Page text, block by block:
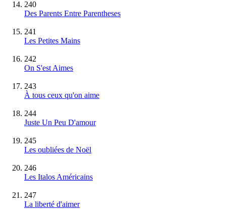
240
Des Parents Entre Parentheses
241
Les Petites Mains
242
On S'est Aimes
243
À tous ceux qu'on aime
244
Juste Un Peu D'amour
245
Les oubliées de Noël
246
Les Italos Américains
247
La liberté d'aimer